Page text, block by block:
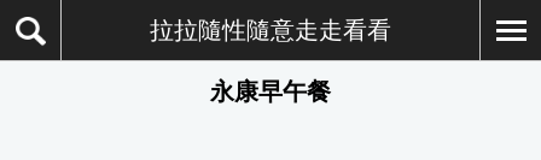
拉拉隨性隨意走走看看
永康早午餐